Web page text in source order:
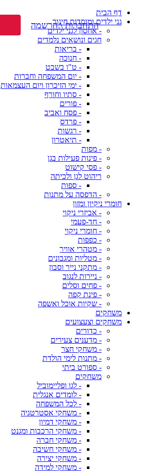
דף הבית
גני ילדים ומוסדות חינוך
- אחסון לגני ילדים
חגים ונושאים נלמדים
- בריאות
- חנוכה
- ט"ו בשבט
- יום המשפחה וחברות
- ימי הזיכרון ויום העצמאות
- סתיו וחורף
- פורים
- פסח ואביב
- פרדס
- רגשות
- תיאטרון
- מפות
- פינות פעילות בגן
- פסי קישוט
ריהוט לגן ולכיתה
- ספות
- הדפסה על מתנות
חומרי ניקיון ומזון
- אביזרי ניקוי
- חד-פעמי
- חומרי ניקוי
- כפפות
- מטהרי אוויר
- מטליות ומגבונים
- מתקני נייר וסבון
- ניירות לנגוב
- פחים וסלים
- פינת קפה
- שקיות אוכל ואשפה
משחקים
משחקים וצעצועים
- כדורים
- מדענים צעירים
- משחקי חצר
- מתנות לימי הולדת
- ספורט ביתי
משחקים
- לגו ופליימוביל
- לומדים אנגלית
- לכל המשפחה
- משחקי אסטרטגיה
- משחקי דמיון
- משחקי הרכבות ומגנט
- משחקי חברה
- משחקי חשיבה
- משחקי יצירה
- משחקי למידה
התחברות \ הרשמה